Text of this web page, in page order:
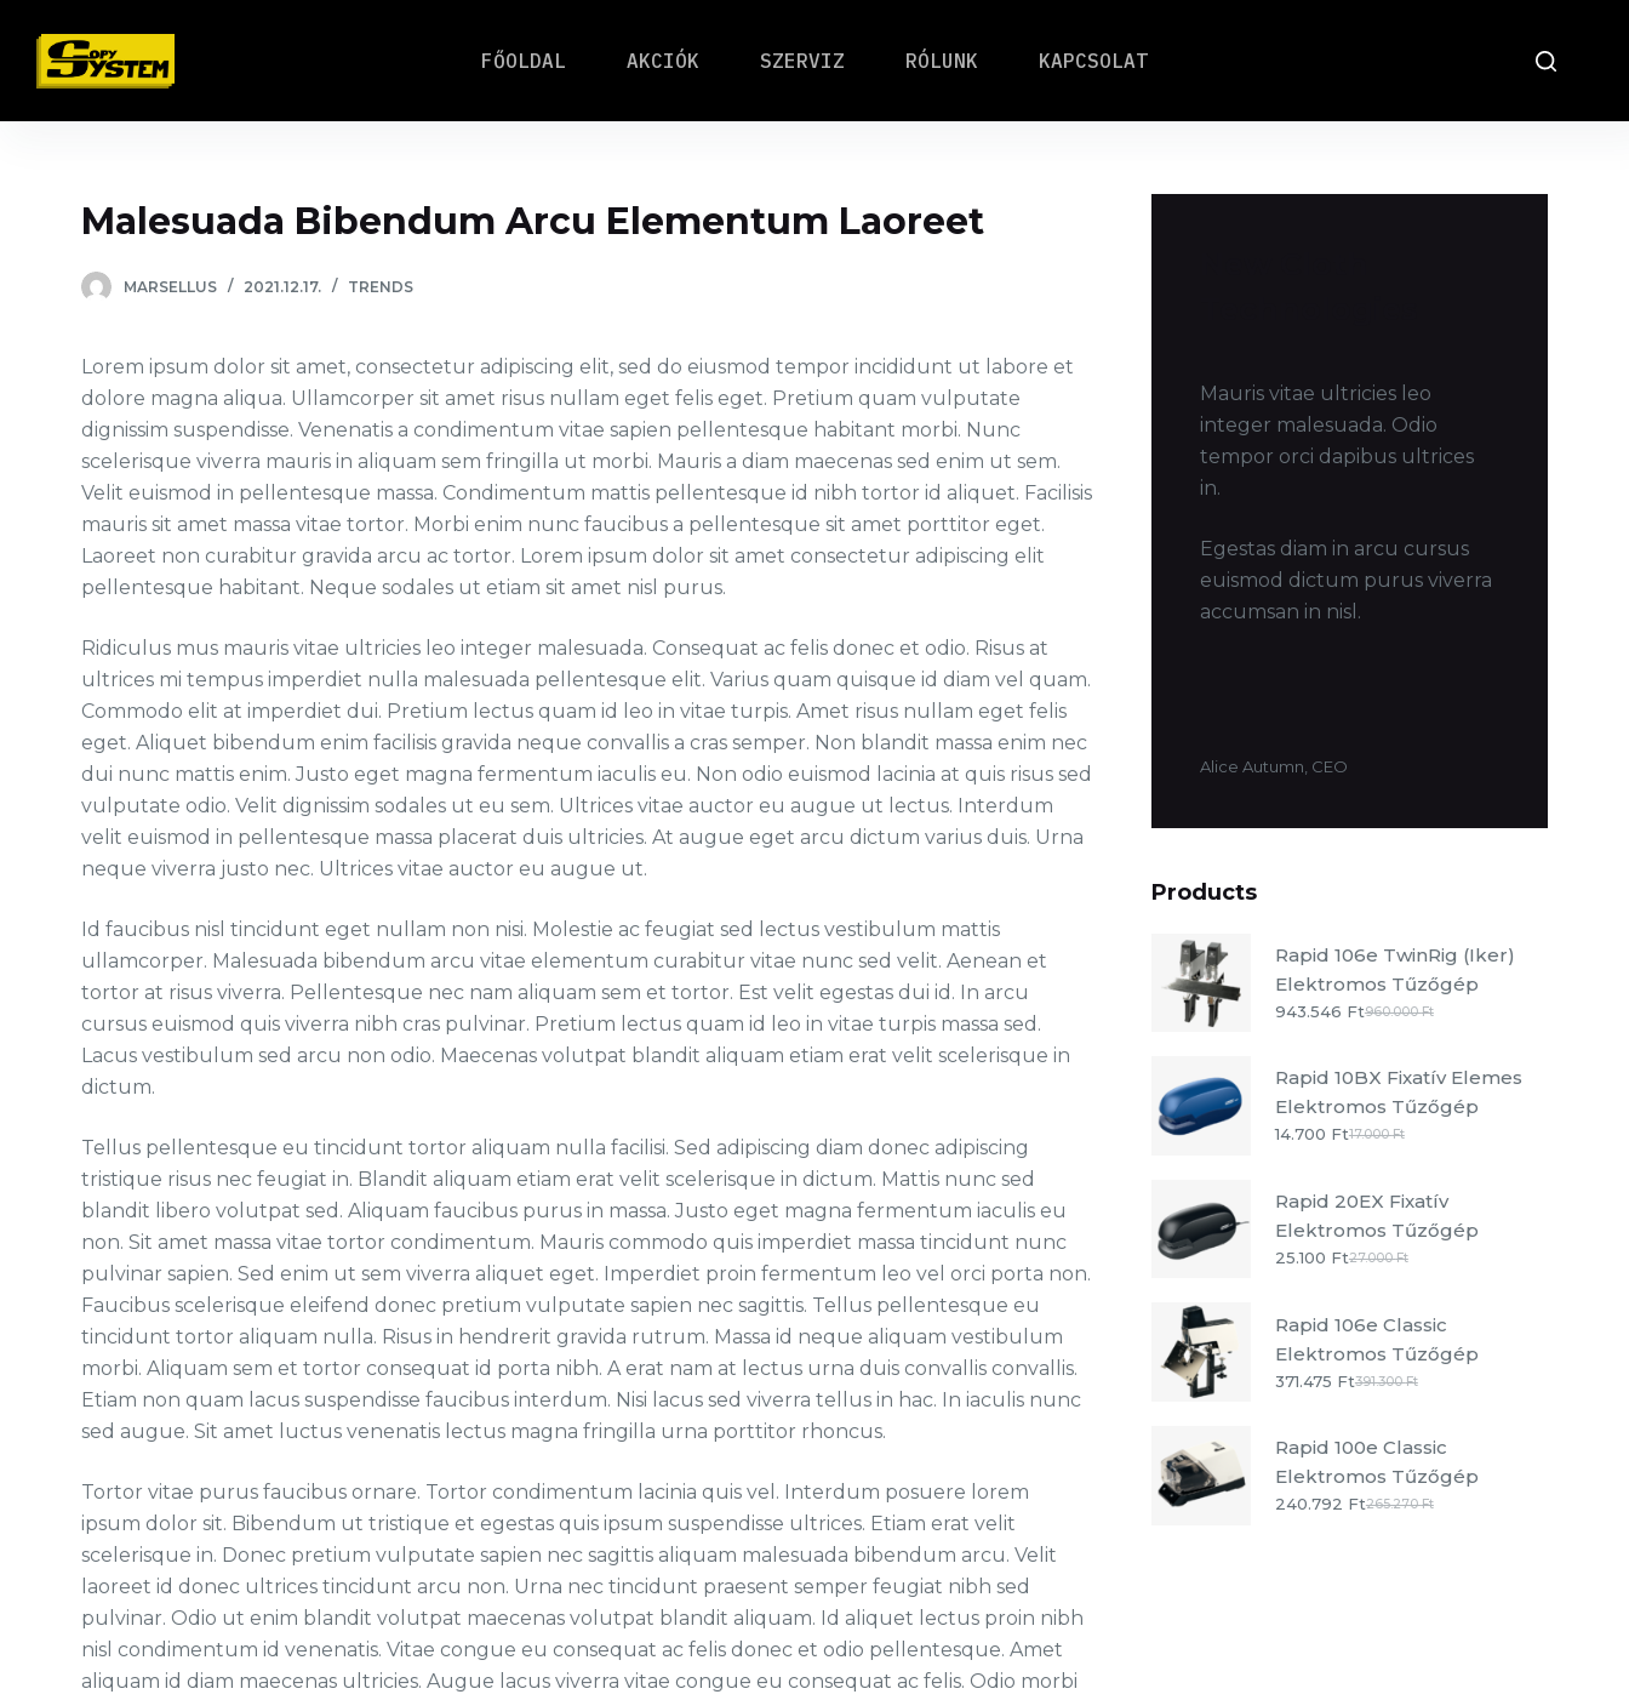
p
FŐOLDAL AKCIÓK SZERVIZ RÓLUNK KAPCSOLAT
Malesuada Bibendum Arcu Elementum Laoreet
MARSELLUS 2021.12.17. TRENDS
Lorem ipsum dolor sit amet, consectetur adipiscing elit, sed do eiusmod tempor incididunt ut labore et
dolore magna aliqua. Ullamcorper sit amet risus nullam eget felis eget. Pretium quam vulputate
dignissim suspendisse. Venenatis a condimentum vitae sapien pellentesque habitant morbi. Nunc
scelerisque viverra mauris in aliquam sem fringilla ut morbi. Mauris a diam maecenas sed enim ut sem.
Velit euismod in pellentesque massa. Condimentum mattis pellentesque id nibh tortor id aliquet. Facilisis
mauris sit amet massa vitae tortor. Morbi enim nunc faucibus a pellentesque sit amet porttitor eget.
Laoreet non curabitur gravida arcu ac tortor. Lorem ipsum dolor sit amet consectetur adipiscing elit
pellentesque habitant. Neque sodales ut etiam sit amet nisl purus.
Ridiculus mus mauris vitae ultricies leo integer malesuada. Consequat ac felis donec et odio. Risus at
ultrices mi tempus imperdiet nulla malesuada pellentesque elit. Varius quam quisque id diam vel quam.
Commodo elit at imperdiet dui. Pretium lectus quam id leo in vitae turpis. Amet risus nullam eget felis
eget. Aliquet bibendum enim facilisis gravida neque convallis a cras semper. Non blandit massa enim nec
dui nunc mattis enim. Justo eget magna fermentum iaculis eu. Non odio euismod lacinia at quis risus sed
vulputate odio. Velit dignissim sodales ut eu sem. Ultrices vitae auctor eu augue ut lectus. Interdum
velit euismod in pellentesque massa placerat duis ultricies. At augue eget arcu dictum varius duis. Urna
neque viverra justo nec. Ultrices vitae auctor eu augue ut.
Id faucibus nisl tincidunt eget nullam non nisi. Molestie ac feugiat sed lectus vestibulum mattis
ullamcorper. Malesuada bibendum arcu vitae elementum curabitur vitae nunc sed velit. Aenean et
tortor at risus viverra. Pellentesque nec nam aliquam sem et tortor. Est velit egestas dui id. In arcu
cursus euismod quis viverra nibh cras pulvinar. Pretium lectus quam id leo in vitae turpis massa sed.
Lacus vestibulum sed arcu non odio. Maecenas volutpat blandit aliquam etiam erat velit scelerisque in
dictum.
Tellus pellentesque eu tincidunt tortor aliquam nulla facilisi. Sed adipiscing diam donec adipiscing
tristique risus nec feugiat in. Blandit aliquam etiam erat velit scelerisque in dictum. Mattis nunc sed
blandit libero volutpat sed. Aliquam faucibus purus in massa. Justo eget magna fermentum iaculis eu
non. Sit amet massa vitae tortor condimentum. Mauris commodo quis imperdiet massa tincidunt nunc
pulvinar sapien. Sed enim ut sem viverra aliquet eget. Imperdiet proin fermentum leo vel orci porta non.
Faucibus scelerisque eleifend donec pretium vulputate sapien nec sagittis. Tellus pellentesque eu
tincidunt tortor aliquam nulla. Risus in hendrerit gravida rutrum. Massa id neque aliquam vestibulum
morbi. Aliquam sem et tortor consequat id porta nibh. A erat nam at lectus urna duis convallis convallis.
Etiam non quam lacus suspendisse faucibus interdum. Nisi lacus sed viverra tellus in hac. In iaculis nunc
sed augue. Sit amet luctus venenatis lectus magna fringilla urna porttitor rhoncus.
Tortor vitae purus faucibus ornare. Tortor condimentum lacinia quis vel. Interdum posuere lorem
ipsum dolor sit. Bibendum ut tristique et egestas quis ipsum suspendisse ultrices. Etiam erat velit
scelerisque in. Donec pretium vulputate sapien nec sagittis aliquam malesuada bibendum arcu. Velit
laoreet id donec ultrices tincidunt arcu non. Urna nec tincidunt praesent semper feugiat nibh sed
pulvinar. Odio ut enim blandit volutpat maecenas volutpat blandit aliquam. Id aliquet lectus proin nibh
nisl condimentum id venenatis. Vitae congue eu consequat ac felis donec et odio pellentesque. Amet
aliquam id diam maecenas ultricies. Augue lacus viverra vitae congue eu consequat ac felis. Odio morbi
Mauris vitae ultricies leo
integer malesuada. Odio
tempor orci dapibus ultrices
in.
Egestas diam in arcu cursus
euismod dictum purus viverra
accumsan in nisl.
Alice Autumn, CEO
Products
Rapid 106e TwinRig (Iker)
Elektromos Tűzőgép
960.000Ft
943.546 Ft
Rapid 10BX Fixatív Elemes
Elektromos Tűzőgép
17.000Ft
14.700 Ft
Rapid 20EX Fixatív
Elektromos Tűzőgép
27.000Ft
25.100 Ft
Rapid 106e Classic
Elektromos Tűzőgép
391.300Ft
371.475 Ft
Rapid 100e Classic
Elektromos Tűzőgép
265.270Ft
240.792 Ft